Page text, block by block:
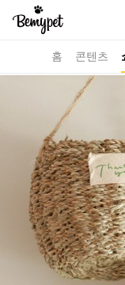
홈 콘텐츠